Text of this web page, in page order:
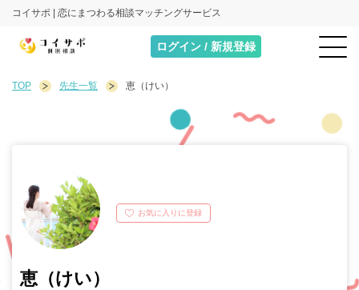
コイサポ | 恋にまつわる相談マッチングサービス
ログイン / 新規登録
TOP 先生一覧 恵（けい）
お気に入りに登録
恵（けい）